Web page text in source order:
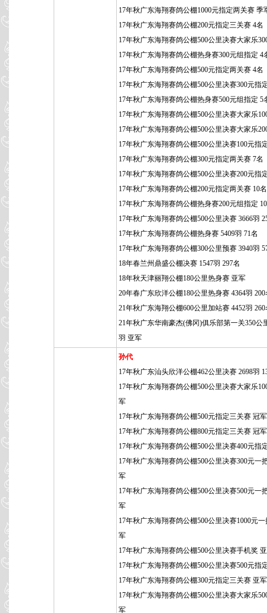
17年秋广东海翔赛鸽公棚1000元指定两关赛 季
17年秋广东海翔赛鸽公棚200元指定三关赛 4名
17年秋广东海翔赛鸽公棚500公里决赛大家乐
17年秋广东海翔赛鸽公棚热身赛300元组指定 4
17年秋广东海翔赛鸽公棚500元指定两关赛 4名
17年秋广东海翔赛鸽公棚500公里决赛300元指
17年秋广东海翔赛鸽公棚热身赛500元组指定 5
17年秋广东海翔赛鸽公棚500公里决赛大家乐
17年秋广东海翔赛鸽公棚500公里决赛大家乐
17年秋广东海翔赛鸽公棚500公里决赛100元指
17年秋广东海翔赛鸽公棚300元指定两关赛 7名
17年秋广东海翔赛鸽公棚500公里决赛200元指
17年秋广东海翔赛鸽公棚200元指定两关赛 10名
17年秋广东海翔赛鸽公棚热身赛200元组指定
17年秋广东海翔赛鸽公棚500公里决赛 3666羽
17年秋广东海翔赛鸽公棚热身赛 5409羽 71名
17年秋广东海翔赛鸽公棚300公里预赛 3940羽
18年春兰州鼎盛公棚决赛 1547羽 297名
18年秋天津丽翔公棚180公里热身赛 亚军
20年春广东欣洋公棚180公里热身赛 4364羽 200
21年秋广东海翔公棚600公里加站赛 4452羽 260
21年秋广东华南豪杰(佛冈)俱乐部第一关350公
羽 亚军
孙代
17年秋广东汕头欣洋公棚462公里决赛 2698羽
17年秋广东海翔赛鸽公棚500公里决赛大家乐
军
17年秋广东海翔赛鸽公棚500元指定三关赛 冠军
17年秋广东海翔赛鸽公棚800元指定三关赛 冠军
17年秋广东海翔赛鸽公棚500公里决赛400元指
17年秋广东海翔赛鸽公棚500公里决赛300元一
军
17年秋广东海翔赛鸽公棚500公里决赛500元一
军
17年秋广东海翔赛鸽公棚500公里决赛1000元
军
17年秋广东海翔赛鸽公棚500公里决赛手机奖
17年秋广东海翔赛鸽公棚500公里决赛500元指
17年秋广东海翔赛鸽公棚300元指定三关赛 亚军
17年秋广东海翔赛鸽公棚500公里决赛大家乐
军